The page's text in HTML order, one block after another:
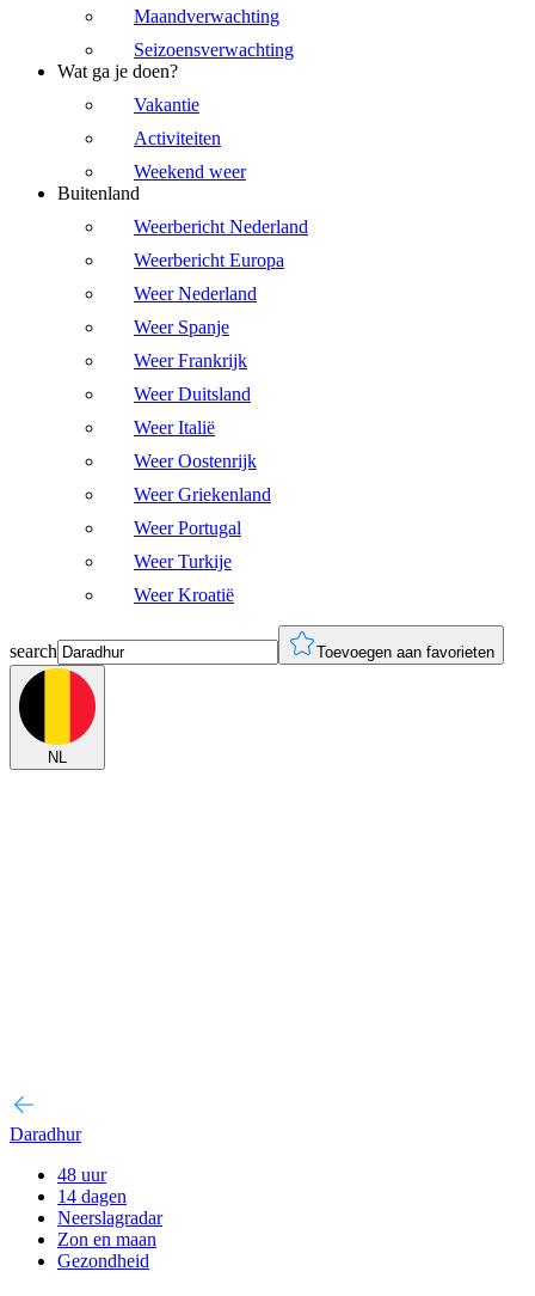
Maandverwachting
Seizoensverwachting
Wat ga je doen?
Vakantie
Activiteiten
Weekend weer
Buitenland
Weerbericht Nederland
Weerbericht Europa
Weer Nederland
Weer Spanje
Weer Frankrijk
Weer Duitsland
Weer Italië
Weer Oostenrijk
Weer Griekenland
Weer Portugal
Weer Turkije
Weer Kroatië
search Toevoegen aan favorieten
NL
Daradhur
48 uur
14 dagen
Neerslagradar
Zon en maan
Gezondheid